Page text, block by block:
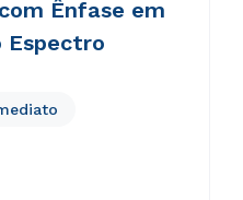
Ênfase em
Espectro